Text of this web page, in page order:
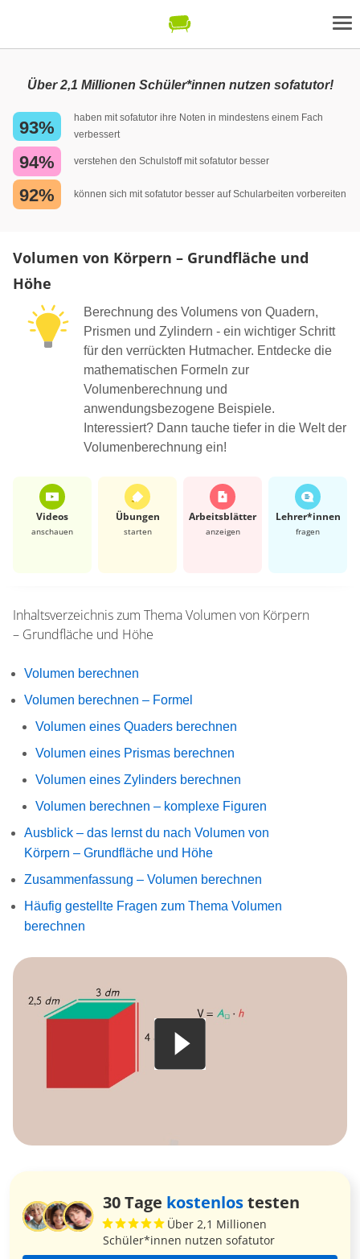
Über 2,1 Millionen Schüler*innen nutzen sofatutor!
93%
haben mit sofatutor ihre Noten in mindestens einem Fach
verbessert
94% verstehen den Schulstoff mit sofatutor besser
92% können sich mit sofatutor besser auf Schularbeiten vorbereiten
Volumen von Körpern – Grundfläche und
Höhe
Berechnung des Volumens von Quadern,
Prismen und Zylindern - ein wichtiger Schritt
für den verrückten Hutmacher. Entdecke die
mathematischen Formeln zur
Volumenberechnung und
anwendungsbezogene Beispiele.
Interessiert? Dann tauche tiefer in die Welt der
Volumenberechnung ein!
Videos
anschauen
Übungen
starten
Arbeits­blätter
anzeigen
Lehrer*​innen
fragen
Inhaltsverzeichnis zum ThemaVolumen von Körpern
– Grundfläche und Höhe
Volumen berechnen
Volumen berechnen – Formel
Volumen eines Quaders berechnen
Volumen eines Prismas berechnen
Volumen eines Zylinders berechnen
Volumen berechnen – komplexe Figuren
Ausblick – das lernst du nach Volumen von
Körpern – Grundfläche und Höhe
Zusammenfassung – Volumen berechnen
Häufig gestellte Fragen zum Thema Volumen
berechnen
30 Tage kostenlostesten
Über 2,1 Millionen
Schüler*innen nutzen sofatutor